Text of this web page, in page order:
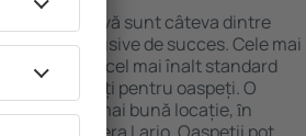
atractivă sunt câteva dintre
All-Inclusive de succes. Cele mai
garantează cel mai înalt standard
de facilități pentru oaspeți. O
oferă cea mai bună locație, ȋn